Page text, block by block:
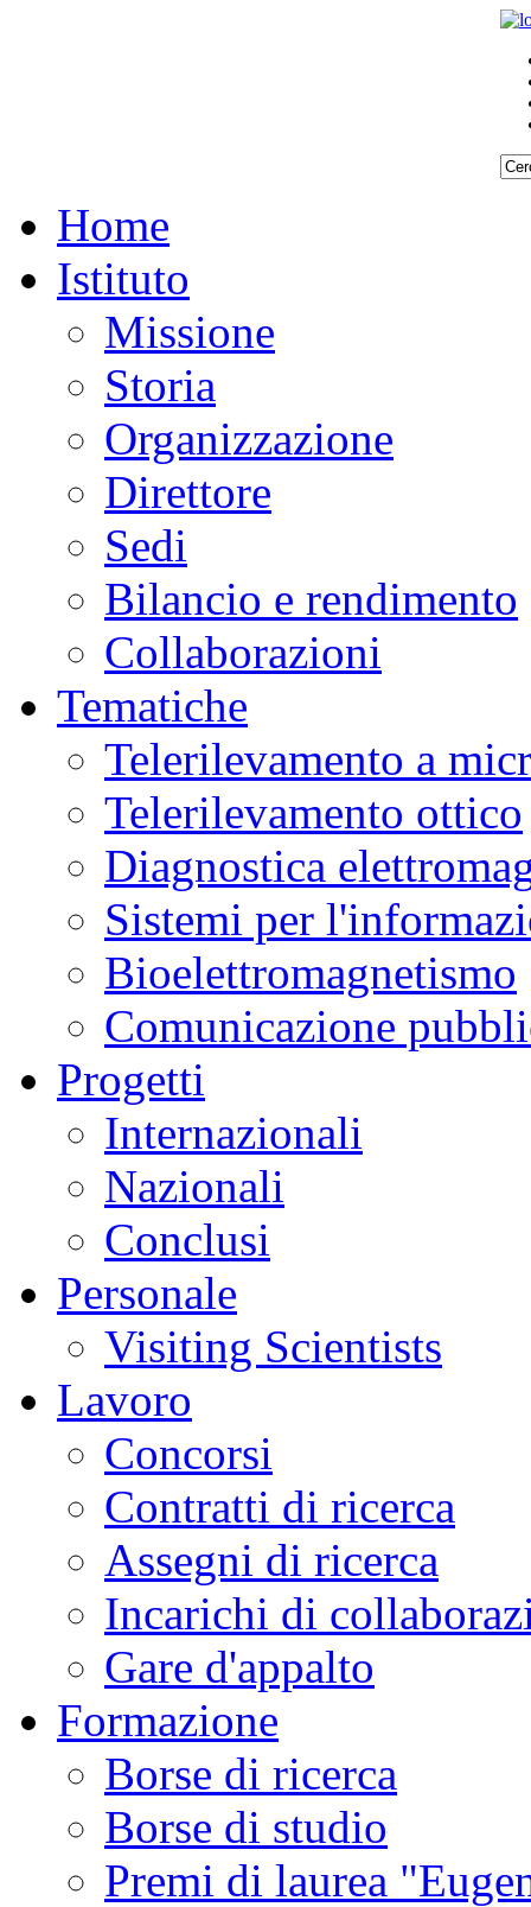
Home
Istituto
Missione
Storia
Organizzazione
Direttore
Sedi
Bilancio e rendimento
Collaborazioni
Tematiche
Telerilevamento a
Telerilevamento ottico
Diagnostica
Sistemi per
Bioelettromagnetismo
Comunicazione
Progetti
Internazionali
Nazionali
Conclusi
Personale
Visiting Scientists
Lavoro
Concorsi
Contratti di ricerca
Assegni di ricerca
Incarichi di
Gare d'appalto
Formazione
Borse di ricerca
Borse di studio
Premi di laurea